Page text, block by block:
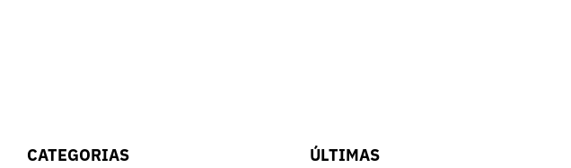
CATEGORIAS ÚLTIMAS